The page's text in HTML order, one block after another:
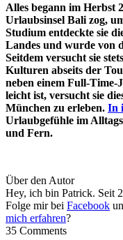
Alles begann im Herbst
Urlaubsinsel Bali zog,
Studium entdeckte sie
Landes und wurde von
Seitdem versucht sie
Kulturen abseits der
neben einem Full-
leicht ist, versucht sie
München zu erleben. In
Urlaubgefühle im
und Fern.
Über den Autor
Hey, ich bin Patrick. Seit
Folge mir bei Facebook
mich erfahren?
35 Comments